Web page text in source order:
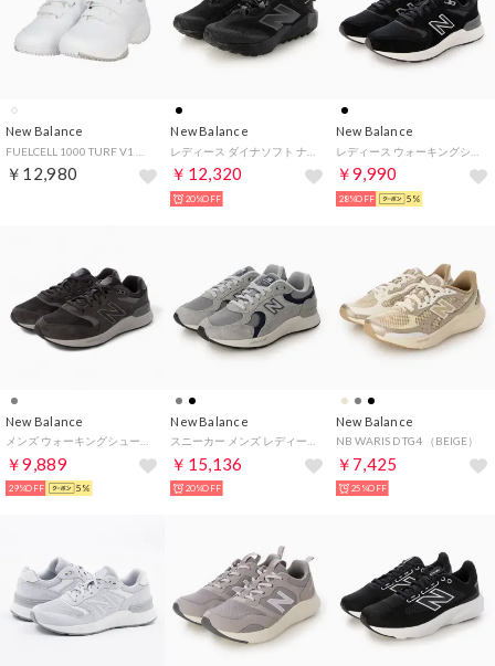
New Balance
￥12,980
New Balance
￥12,320
20%OFF
New Balance
￥9,990
28%OFF 5%
New Balance
￥9,889
29%OFF 5%
New Balance
￥15,136
20%OFF
New Balance
NB WARIS D TG4 （BEIGE）
￥7,425
25%OFF